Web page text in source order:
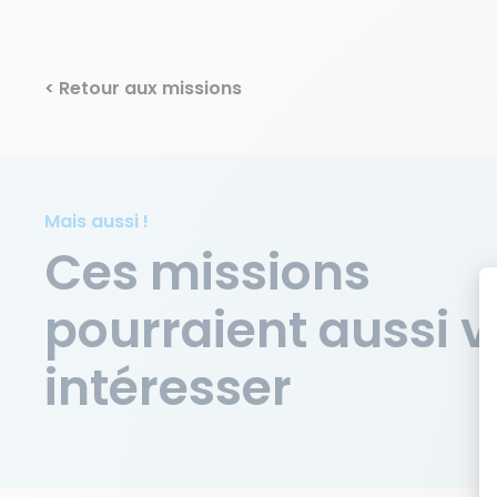
< Retour aux missions
Mais aussi !
Ces missions
pourraient aussi
intéresser